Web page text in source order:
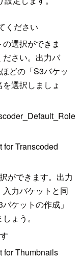
ください
選択ができま
さい。出力バ
どの「S3バケッ
選択しましょ
for Transcoded
ができます。出力
力バケットと同
ケットの作成」
ょう。
for Thumbnails